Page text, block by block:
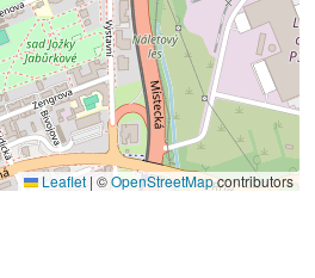
Leaflet | ©OpenStreetMapcontributors